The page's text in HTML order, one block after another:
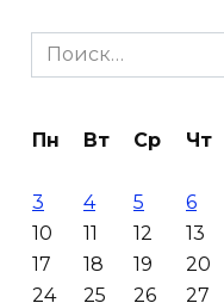
Ростовская
матпомощь
БПЛА на Кубани
Дончан
поучаствовать в
Search
for:
Пн Вт Ср Чт
3
4 5 6
10
11 12 13
17
18 19 20
24
25 26 27